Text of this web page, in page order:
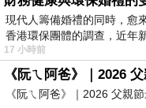
現代人籌備婚禮的同時，愈
香港環保團體的調查，近年
17 小時前
《阮ㄟ阿爸》｜2026
《阮ㄟ阿爸》｜2026 父親